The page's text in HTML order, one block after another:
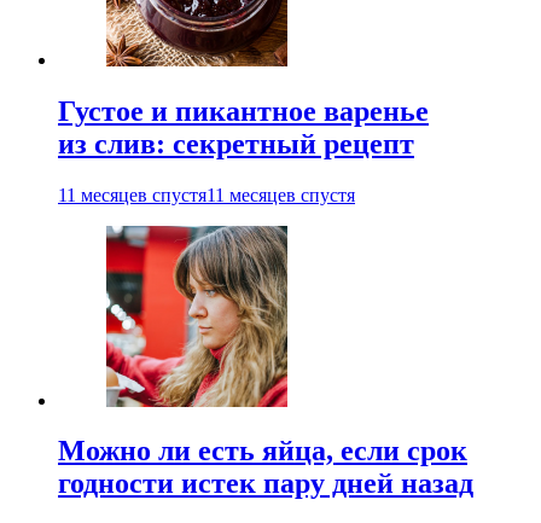
Густое и пикантное варенье
из слив: секретный рецепт
11 месяцев спустя11 месяцев спустя
Можно ли есть яйца, если срок
годности истек пару дней назад